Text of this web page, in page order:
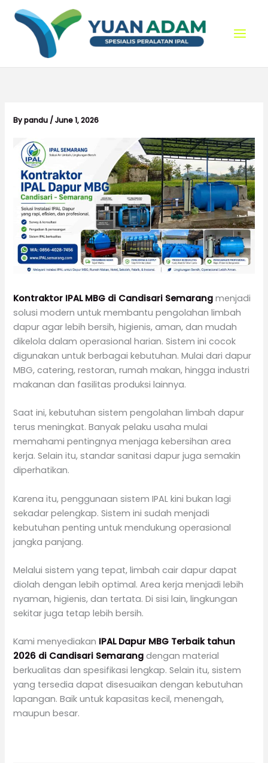
content
Bypandu /June 1, 2026
Kontraktor IPAL MBG di Candisari Semarang menjadi
solusi modern untuk membantu pengolahan limbah
dapur agar lebih bersih, higienis, aman, dan mudah
dikelola dalam operasional harian. Sistem ini cocok
digunakan untuk berbagai kebutuhan. Mulai dari dapur
MBG, catering, restoran, rumah makan, hingga industri
makanan dan fasilitas produksi lainnya.
Saat ini, kebutuhan sistem pengolahan limbah dapur
terus meningkat. Banyak pelaku usaha mulai
memahami pentingnya menjaga kebersihan area
kerja. Selain itu, standar sanitasi dapur juga semakin
diperhatikan.
Karena itu, penggunaan sistem IPAL kini bukan lagi
sekadar pelengkap. Sistem ini sudah menjadi
kebutuhan penting untuk mendukung operasional
jangka panjang.
Melalui sistem yang tepat, limbah cair dapur dapat
diolah dengan lebih optimal. Area kerja menjadi lebih
nyaman, higienis, dan tertata. Di sisi lain, lingkungan
sekitar juga tetap lebih bersih.
Kami menyediakan IPAL Dapur MBG Terbaik tahun
2026 di Candisari Semarang dengan material
berkualitas dan spesifikasi lengkap. Selain itu, sistem
yang tersedia dapat disesuaikan dengan kebutuhan
lapangan. Baik untuk kapasitas kecil, menengah,
maupun besar.